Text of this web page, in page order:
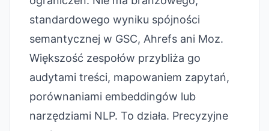
standardowego wyniku spójności
semantycznej w GSC, Ahrefs ani Moz.
Większość zespołów przybliża go
audytami treści, mapowaniem zapytań,
porównaniami embeddingów lub
narzędziami NLP. To działa. Precyzyjne